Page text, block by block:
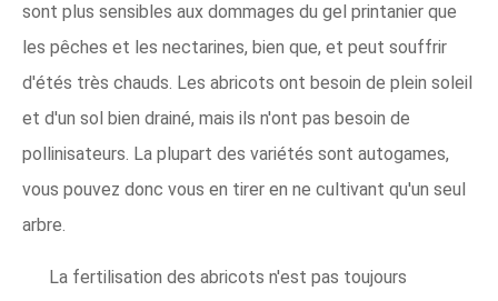
sont plus sensibles aux dommages du gel printanier que
les pêches et les nectarines, bien que, et peut souffrir
d'étés très chauds. Les abricots ont besoin de plein soleil
et d'un sol bien drainé, mais ils n'ont pas besoin de
pollinisateurs. La plupart des variétés sont autogames,
vous pouvez donc vous en tirer en ne cultivant qu'un seul
arbre.
La fertilisation des abricots n'est pas toujours